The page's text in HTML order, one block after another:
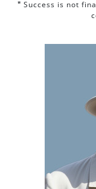
" Success is not